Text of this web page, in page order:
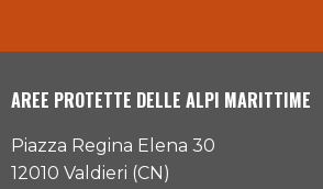
AREE PROTETTE DELLE ALPI MARITTIME
Piazza Regina Elena 30
12010 Valdieri (CN)